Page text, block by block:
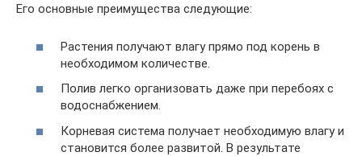
Его основные преимущества следующие:
Растения получают влагу прямо под корень в
необходимом количестве.
Полив легко организовать даже при перебоях с
водоснабжением.
Корневая система получает необходимую влагу и
становится более развитой. В результате